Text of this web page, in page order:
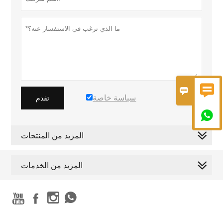
 

تقدم سياسة خاصة
المزيد من المنتجات
المزيد من الخدمات
   